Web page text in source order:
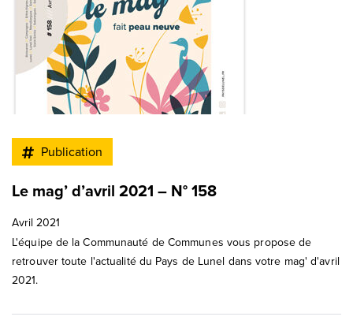
Publication
Le mag’ d’avril 2021 – N° 158
Avril 2021
L'équipe de la Communauté de Communes vous propose de
retrouver toute l'actualité du Pays de Lunel dans votre mag' d'avril
2021.